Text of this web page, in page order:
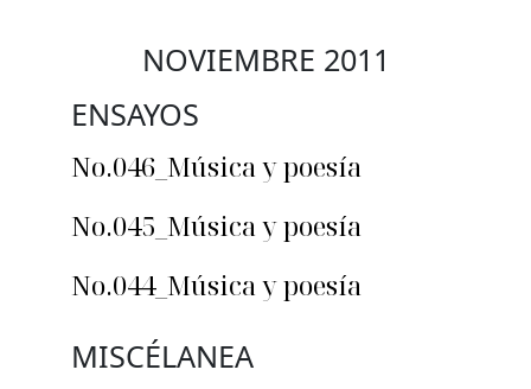
NOVIEMBRE 2011
ENSAYOS
No.046_Música y poesía
No.045_Música y poesía
No.044_Música y poesía
MISCÉLANEA